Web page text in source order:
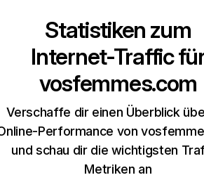
Statistiken zum
Internet-Traffic
vosfemmes.com
Verschaffe dir einen Überblick
Performance von
und schau dir die wichtigsten
Metriken an